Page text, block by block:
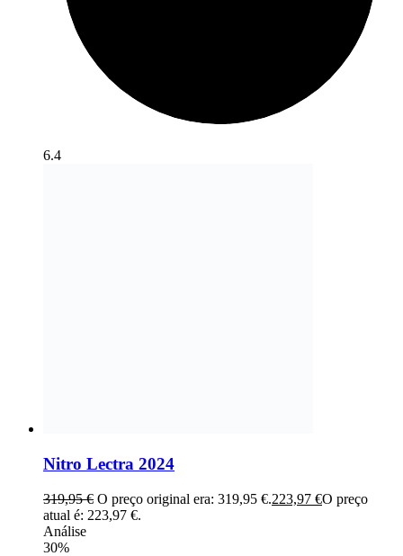
6.4
Nitro Lectra 2024
319,95€ O preço original era: 319,95 €.223,97 €O preço
atual é: 223,97 €.
Análise
30%